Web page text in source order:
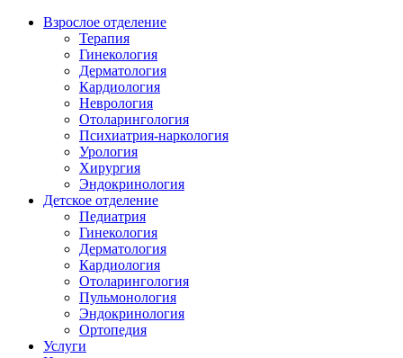
Взрослое отделение
Терапия
Гинекология
Дерматология
Кардиология
Неврология
Отоларингология
Психиатрия-наркология
Урология
Хирургия
Эндокринология
Детское отделение
Педиатрия
Гинекология
Дерматология
Кардиология
Отоларингология
Пульмонология
Эндокринология
Ортопедия
Услуги